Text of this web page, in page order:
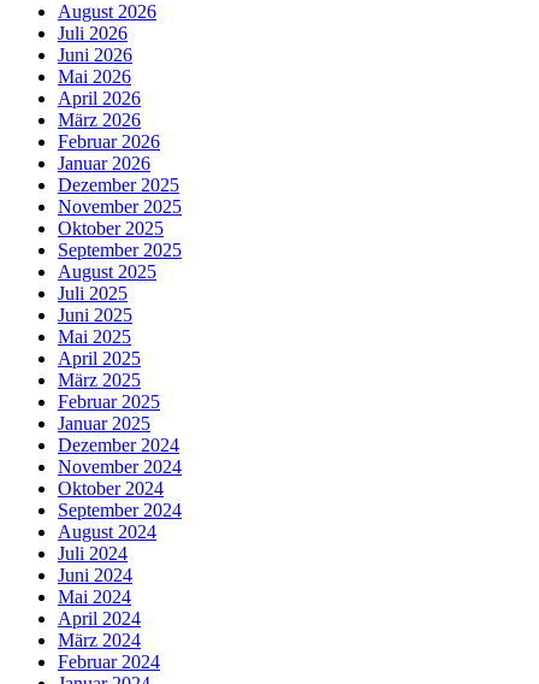
August 2026
Juli 2026
Juni 2026
Mai 2026
April 2026
März 2026
Februar 2026
Januar 2026
Dezember 2025
November 2025
Oktober 2025
September 2025
August 2025
Juli 2025
Juni 2025
Mai 2025
April 2025
März 2025
Februar 2025
Januar 2025
Dezember 2024
November 2024
Oktober 2024
September 2024
August 2024
Juli 2024
Juni 2024
Mai 2024
April 2024
März 2024
Februar 2024